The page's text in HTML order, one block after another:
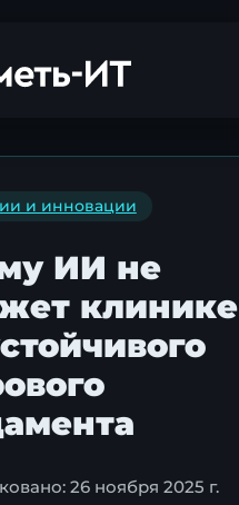
и инновации
ИИ не
клинике
26 ноября 2025 г.